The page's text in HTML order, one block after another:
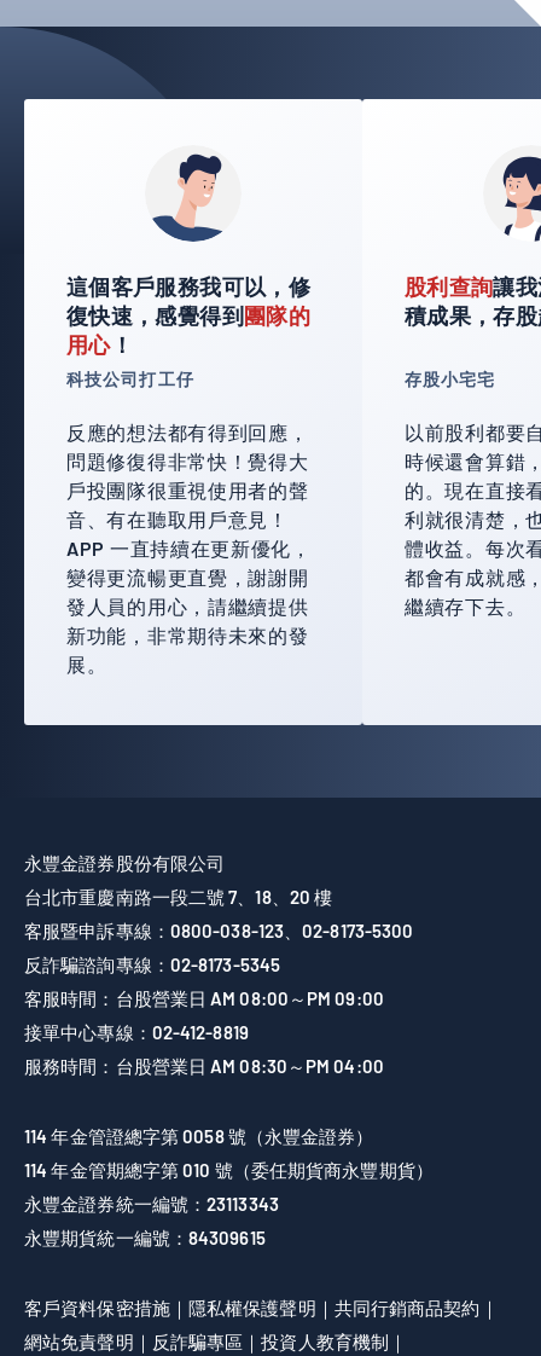
這個客戶服務我可以，修
復快速，感覺得到 團隊的
用心！
科技公司打工仔
反應的想法都有得到回應，
問題修復得非常快！覺得大
戶投團隊很重視使用者的聲
音、有在聽取用戶意見！
APP 一直持續在更新優化，
變得更流暢更直覺，謝謝開
發人員的用心，請繼續提供
新功能，非常期待未來的發
展。
股利查詢讓
積成果，存
存股小宅宅
以前股利都要
時候還會算錯
的。現在直接
利就很清楚，
體收益。每次
都會有成就感
繼續存下去。
永豐金證券股份有限公司
台北市重慶南路一段二號 7、18、20 樓
客服暨申訴專線： 0800-038-123 、02-8173-5300
反詐騙諮詢專線： 02-8173-5345
客服時間：台股營業日 AM 08:00～PM 09:00
接單中心專線： 02-412-8819
服務時間：台股營業日 AM 08:30～PM 04:00
114 年金管證總字第 0058 號（永豐金證券）
114 年金管期總字第 010 號（委任期貨商永豐期貨）
永豐金證券統一編號：23113343
永豐期貨統一編號：84309615
客戶資料保密措施 隱私權保護聲明
共同行銷商品契約
網站免責聲明
反詐騙專區 投資人教育機制